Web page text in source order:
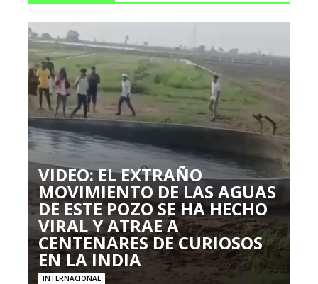
VIDEO: EL EXTRAÑO
MOVIMIENTO DE LAS AGUAS
DE ESTE POZO SE HA HECHO
VIRAL Y ATRAE A
CENTENARES DE CURIOSOS
EN LA INDIA
INTERNACIONAL